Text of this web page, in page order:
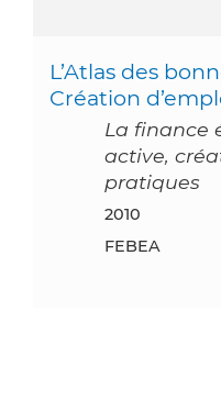
L’Atlas des
Création
La finance
active,
pratiques
2010
FEBEA